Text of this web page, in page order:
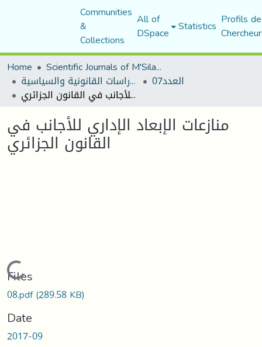
Communities
&
Collections
All of
DSpace Statistics Profils
Home
Scientific Journals of M'Sila University
مجلة الأستاذ الباحث للدراسات القانونية والسياسية العدد07
منازعات الإبعاد الإداري للأجانب في القانون الجزائري
منازعات الإبعاد الإداري للأجانب في
القانون الجزائري
Loading...
Files
08.pdf(289.58 KB)
Date
2017-09